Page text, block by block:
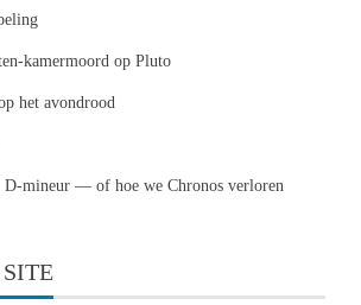
kamermoord op Pluto
het avondrood
D-mineur — of hoe we Chronos verloren